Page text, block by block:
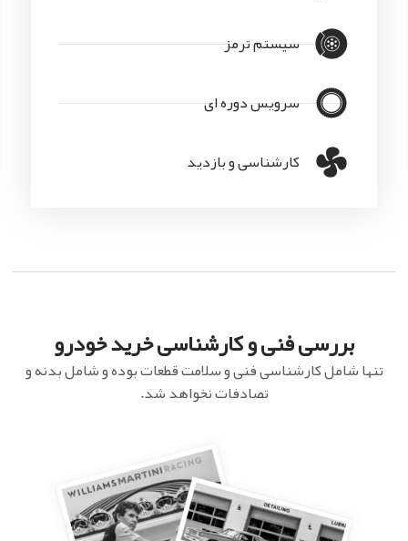
سیستم ترمز
سرویس دوره ای
کارشناسی و بازدید
بررسی فنی و کارشناسی خرید خودرو
تنها شامل کارشناسی فنی و سلامت قطعات بوده و شامل بدنه و
تصادفات نخواهد شد.